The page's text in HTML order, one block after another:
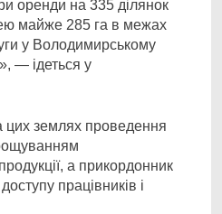
оренди на 335 ділянок
майже 285 га в межах
у Володимирському
— ідеться у
цих землях проведення
а прикордонник
працівників і